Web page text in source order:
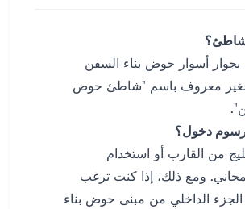
بجوار أسوار حوض بناء السفن
معروف باسم "شاطئ حوض
دخول؟
من القارب أو استخدام
ومع ذلك، إذا كنت ترغب
الجزء الداخلي من مبنى حوض بناء